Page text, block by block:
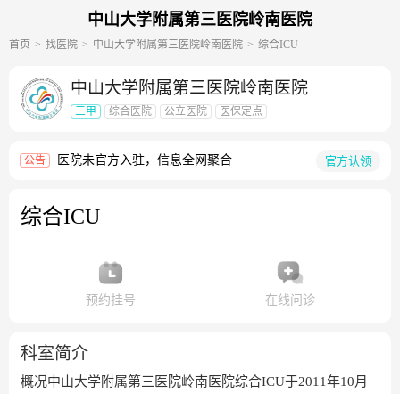
中山大学附属第三医院岭南医院
首页 找医院 中山大学附属第三医院岭南医院 综合ICU
中山大学附属第三医院岭南医院
三甲 综合医院 公立医院 医保定点
公告 医院未官方入驻，信息全网聚合 官方认领
综合ICU
预约挂号 在线问诊
科室简介
概况中山大学附属第三医院岭南医院综合ICU于2011年10月